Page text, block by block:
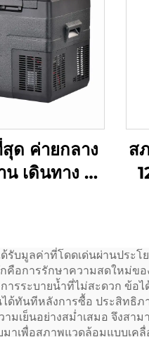
ด ค่ายกลาง
เดินทาง รถ
รื่องเย็น
ส
รับมูลค่าที่โดดเด่นผ่านประ
อการรักษาความสดใหม่ข
ารระบายน้ำที่ไม่สะดวก ข้
ด้ทันทีหลังการซื้อ ประสิท
เย็นอย่างสม่ำเสมอ จึงสา
าเพื่อสภาพแวดล้อมแบบเ